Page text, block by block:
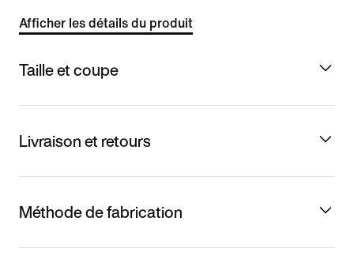
Afficher les détails du produit
Taille et coupe
Livraison et retours
Méthode de fabrication